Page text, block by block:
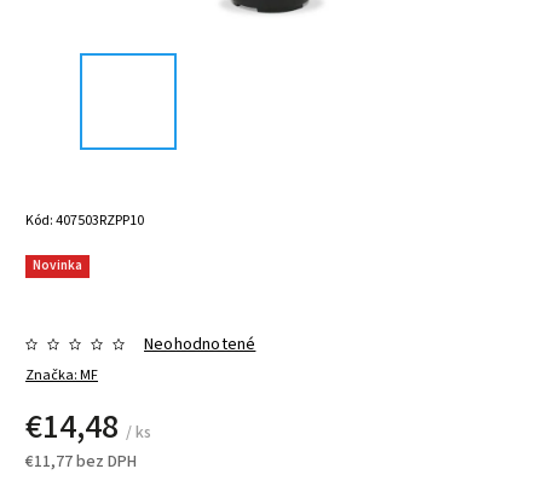
Kód:407503RZPP10
Novinka
Značka:MF
Neohodnotené
€14,48 / ks
€11,77 bez DPH